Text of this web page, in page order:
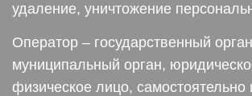
удаление, уничтожение
Оператор – государственный
муниципальный орган,
физическое лицо, самостоятельно